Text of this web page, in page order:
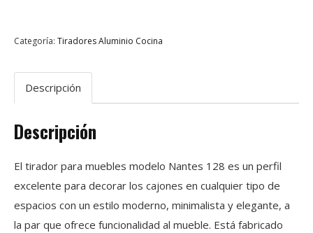
Categoría: Tiradores Aluminio Cocina
Descripción
Descripción
El tirador para muebles modelo Nantes 128 es un perfil
excelente para decorar los cajones en cualquier tipo de
espacios con un estilo moderno, minimalista y elegante, a
la par que ofrece funcionalidad al mueble. Está fabricado